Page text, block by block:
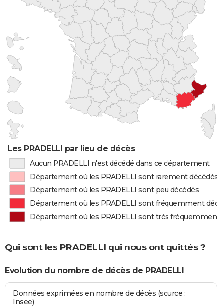
Les PRADELLI par lieu de décès
Aucun PRADELLI n'est décédé dans ce département
Département où les PRADELLI sont rarement décédés
Département où les PRADELLI sont peu décédés
Département où les PRADELLI sont fréquemment
Département où les PRADELLI sont très fréquemment
Qui sont les PRADELLI qui nous ont quittés ?
Evolution du nombre de décès de PRADELLI
Données exprimées en nombre de décès (source :
Insee)